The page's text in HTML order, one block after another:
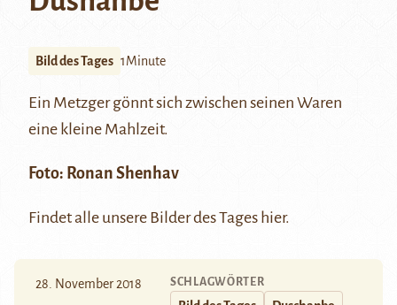
Bild des Tages 1Minute
Ein Metzger gönnt sich zwischen seinen Waren
eine kleine Mahlzeit.
Foto: Ronan Shenhav
Findet alle unsere Bilder des Tages hier.
28. November 2018 SCHLAGWÖRTER